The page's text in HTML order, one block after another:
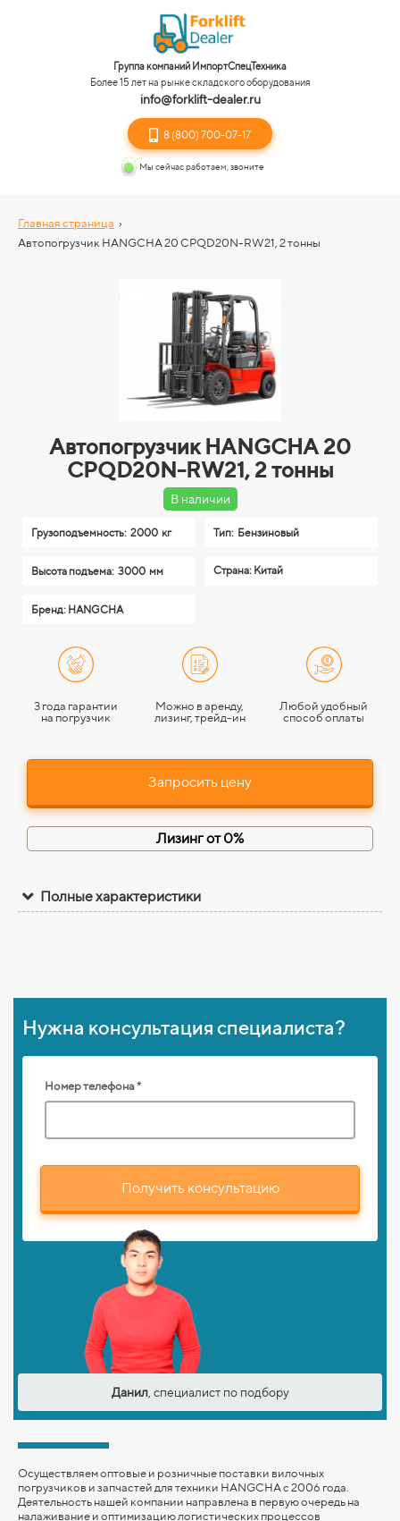
Группа компаний ИмпортСпецТехника
Более 15 лет на рынке складского оборудования
info@forklift-dealer.ru
8 (800) 700-07-17
Мы сейчас работаем, звоните
Главная страница ›
Автопогрузчик HANGCHA 20 CPQD20N-RW21, 2 тонны
Автопогрузчик HANGCHA 20
CPQD20N-RW21, 2 тонны
В наличии
Грузоподъемность: 2000 кг Тип: Бензиновый
Высота подъема: 3000 мм Страна: Китай
Бренд: HANGCHA
3 года гарантии
на погрузчик
Можно в аренду,
лизинг, трейд-ин
Любой удобный
способ оплаты
Запросить цену
Лизинг от 0%
Полные характеристики
Нужна консультация специалиста?
Номер телефона *
Получить консультацию
Данил, специалист по подбору
Осуществляем оптовые и розничные поставки вилочных
погрузчиков и запчастей для техники HANGCHA с 2006 года.
Деятельность нашей компании направлена в первую очередь на
налаживание и оптимизацию логистических процессов